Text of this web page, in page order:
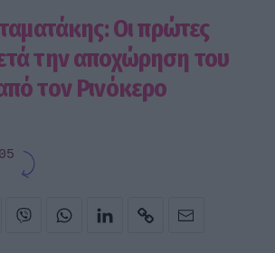
Οι πρώτες
την αποχώρηση του
τον Ρινόκερο